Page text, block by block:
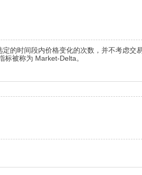
的时间段内价格变化的次数，并不考虑
被称为 Market-Delta。